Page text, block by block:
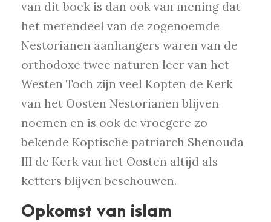
van dit boek is dan ook van mening dat
het merendeel van de zogenoemde
Nestorianen aanhangers waren van de
orthodoxe twee naturen leer van het
Westen Toch zijn veel Kopten de Kerk
van het Oosten Nestorianen blijven
noemen en is ook de vroegere zo
bekende Koptische patriarch Shenouda
III de Kerk van het Oosten altijd als
ketters blijven beschouwen.
Opkomst van islam